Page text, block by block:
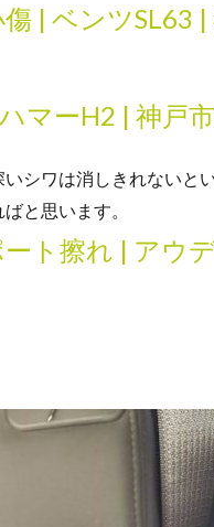
| ベンツSL63 |
マーH2 | 神戸市
シワは消しきれないと
と思います。
ト擦れ | アウ